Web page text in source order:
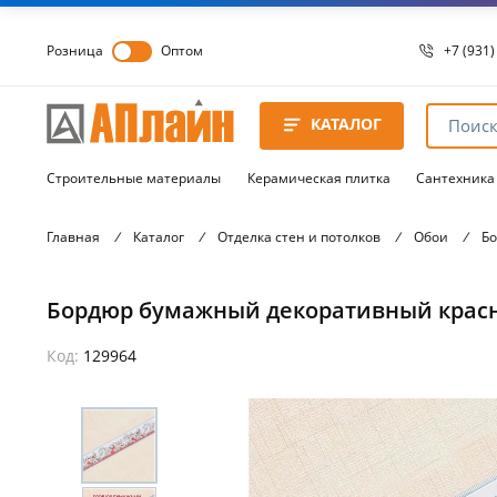
Розница Оптом +7
8 8172
8 8172
КАТАЛОГ
Строительные материалы Керамическая плитка Сантехника
Главная / Каталог / Отделка стен и потолков / Обои /
Бордюр бумажный декоративный
Код: 129964